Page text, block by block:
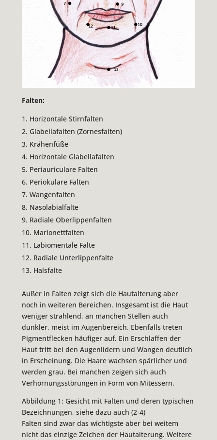
Falten:
Horizontale Stirnfalten
Glabellafalten (Zornesfalten)
Krähenfüße
Horizontale Glabellafalten
Periauriculare Falten
Periokulare Falten
Wangenfalten
Nasolabialfalte
Radiale Oberlippenfalten
Marionettfalten
Labiomentale Falte
Radiale Unterlippenfalte
Halsfalte
Außer in Falten zeigt sich die Hautalterung aber
noch in weiteren Bereichen. Insgesamt ist die Haut
weniger strahlend, an manchen Stellen auch
dunkler, meist im Augenbereich. Ebenfalls treten
Pigmentflecken häufiger auf. Ein Erschlaffen der
Haut tritt bei den Augenlidern und Wangen deutlich
in Erscheinung. Die Haare wachsen spärlicher und
werden grau. Bei manchen zeigen sich auch
Verhornungsstörungen in Form von Mitessern.
Abbildung 1: Gesicht mit Falten und deren typischen
Bezeichnungen, siehe dazu auch (2-4)
Falten sind zwar das wichtigste aber bei weitem
nicht das einzige Zeichen der Hautalterung. Weitere